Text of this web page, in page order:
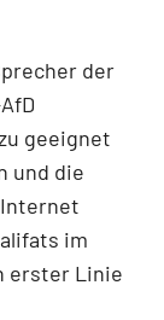
der
geeignet
und die
im
erster Linie